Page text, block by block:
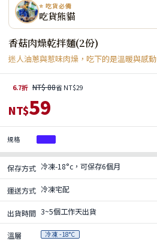
⭐ 吃貨必備
吃貨熊貓
香菇肉燥乾拌麵(2份)
迷人油蔥與惹味肉燥，吃下的是溫暖與感動
6.7折 NT$ 88省 NT$29
NT$59
規格
保存方式 冷凍-18°c，可保存6個月
運送方式 冷凍宅配
出貨時間 3~5個工作天出貨
溫層 冷凍 -18°C